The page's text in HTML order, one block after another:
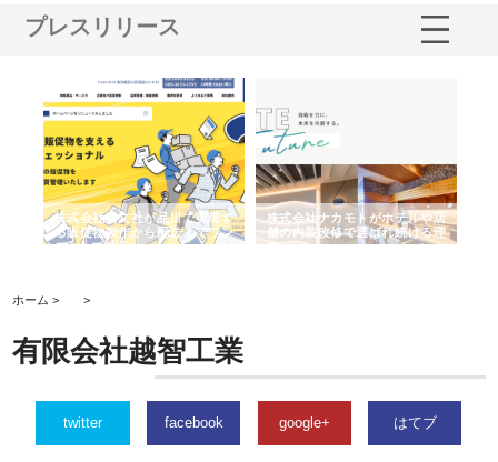
プレスリリース
株式会社耕文社が品川で実現す
る販促物製作から配送までワン
ストップ対応
株式会社ナカモトがホテルや店
舗の内装改修で選ばれ続ける理
由
ホーム > >
有限会社越智工業
twitter facebook google+ はてブ